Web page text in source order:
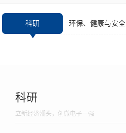
科研 环保、健康与安全
立新经济潮头，创微电子一强
科研